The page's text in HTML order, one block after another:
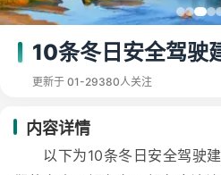
10条冬日安全驾驶
更新于 01-29380人关注
内容详情
以下为10条冬日安全驾驶建